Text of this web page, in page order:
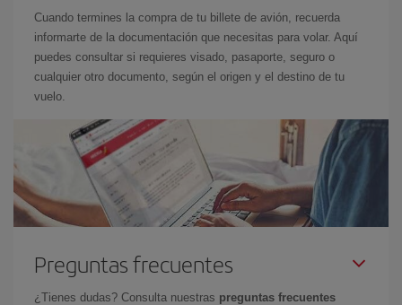
Cuando termines la compra de tu billete de avión, recuerda
informarte de la documentación que necesitas para volar. Aquí
puedes consultar si requieres visado, pasaporte, seguro o
cualquier otro documento, según el origen y el destino de tu
vuelo.
Preguntas frecuentes
¿Tienes dudas? Consulta nuestras preguntas frecuentes